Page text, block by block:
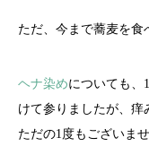
ただ、今まで蕎麦を食
ヘナ染めについても、
けて参りましたが、痒
ただの1度もございませ